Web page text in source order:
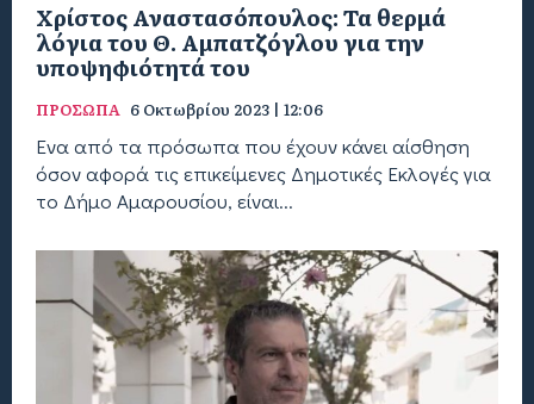
Χρίστος Αναστασόπουλος: Τα θερμά
λόγια του Θ. Αμπατζόγλου για την
υποψηφιότητά του
ΠΡΟΣΩΠΑ 6 Οκτωβρίου 2023 | 12:06
Ένα από τα πρόσωπα που έχουν κάνει αίσθηση
όσον αφορά τις επικείμενες Δημοτικές Εκλογές για
το Δήμο Αμαρουσίου, είναι...